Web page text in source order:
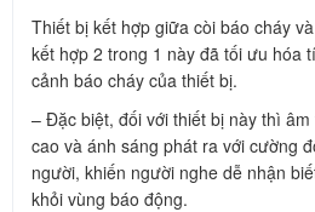
Thiết bị kết hợp giữa còi báo cháy
kết hợp 2 trong 1 này đã tối ưu hóa
cảnh báo cháy của thiết bị.
– Đặc biệt, đối với thiết bị này thì
cao và ánh sáng phát ra với cường
người, khiến người nghe dễ nhận
khỏi vùng báo động.